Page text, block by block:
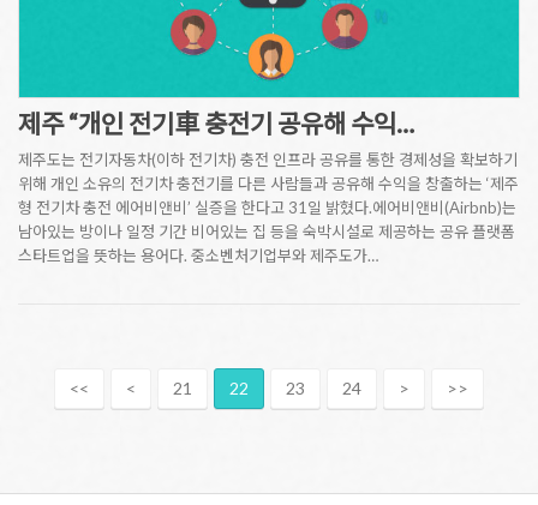
제주 “개인 전기車 충전기 공유해 수익…
제주도는 전기자동차(이하 전기차) 충전 인프라 공유를 통한 경제성을 확보하기
위해 개인 소유의 전기차 충전기를 다른 사람들과 공유해 수익을 창출하는 ‘제주
형 전기차 충전 에어비앤비’ 실증을 한다고 31일 밝혔다.에어비앤비(Airbnb)는
남아있는 방이나 일정 기간 비어있는 집 등을 숙박시설로 제공하는 공유 플랫폼
스타트업을 뜻하는 용어다. 중소벤처기업부와 제주도가…
<< < 21 22 23 24 > >>